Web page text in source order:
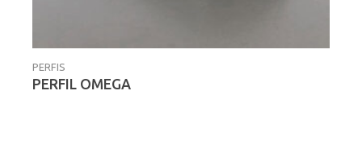
PERFIS
PERFIL OMEGA